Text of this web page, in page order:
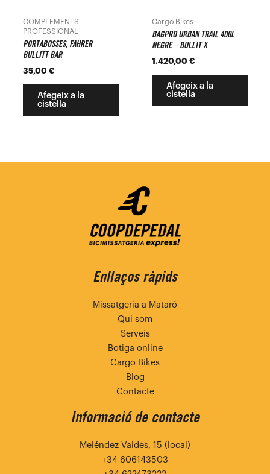
COMPLEMENTS
PROFESSIONAL
PORTABOSSES, FAHRER
BULLITT BAR
35,00 €
Afegeix a la
cistella
Cargo Bikes
BAGPRO URBAN TRAIL 400L
NEGRE – BULLIT X
1.420,00 €
Afegeix a la
cistella
Enllaços ràpids
Missatgeria a Mataró
Qui som
Serveis
Botiga online
Cargo Bikes
Blog
Contacte
Informació de contacte
Meléndez Valdes, 15 (local)
+34 606143503